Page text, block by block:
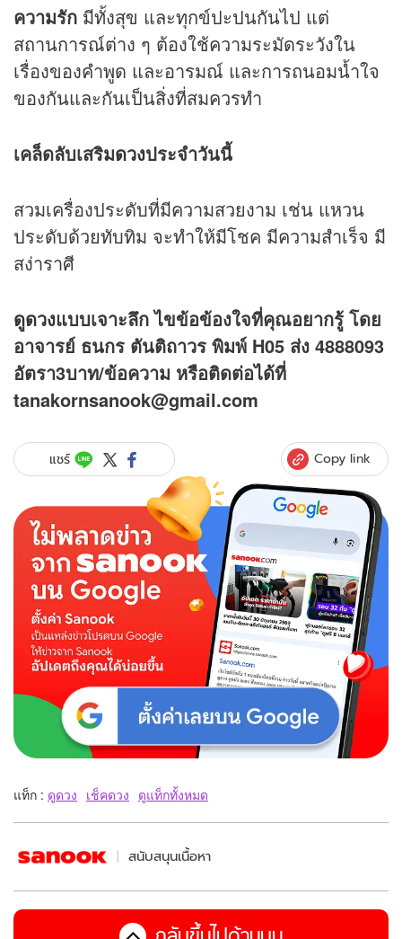
ความรัก มีทั้งสุข และทุกข์ปะปนกันไป แต่
สถานการณ์ต่าง ๆ ต้องใช้ความระมัดระวังใน
เรื่องของคำพูด และอารมณ์ และการถนอมน้ำใจ
ของกันและกันเป็นสิ่งที่สมควรทำ
เคล็ดลับเสริมดวงประจำวันนี้
สวมเครื่องประดับที่มีความสวยงาม เช่น แหวน
ประดับด้วยทับทิม จะทำให้มีโชค มีความสำเร็จ มี
สง่าราศี
ดูดวงแบบเจาะลึก ไขข้อข้องใจที่คุณอยากรู้ โดย
อาจารย์ ธนกร ตันติถาวร พิมพ์ H05 ส่ง 4888093
อัตรา3บาท/ข้อความ หรือติดต่อได้ที่
tanakornsanook@gmail.com
แชร์ Copy link
แท็ก : ดูดวง เช็คดวง ดูแท็กทั้งหมด
สนับสนุนเนื้อหา